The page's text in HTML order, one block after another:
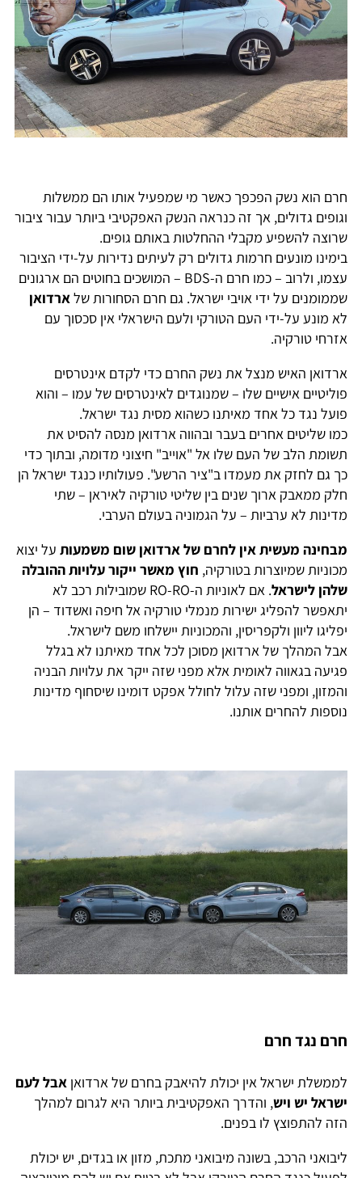
חרם הוא נשק הפכפך כאשר מי שמפעיל אותו הם ממשלות
וגופים גדולים, אך זה כנראה הנשק האפקטיבי ביותר עבור ציבור
שרוצה להשפיע מקבלי ההחלטות באותם גופים.
בימינו מונעים חרמות גדולים רק לעיתים נדירות על-ידי הציבור
עצמו, ולרוב – כמו חרם ה-BDS – המושכים בחוטים הם ארגונים
שממומנים על ידי אויבי ישראל. גם חרם הסחורות שלארדואן
לא מונע על-ידי העם הטורקי ולעם הישראלי אין סכסוך עם
אזרחי טורקיה.
ארדואן האיש מנצל את נשק החרם כדי לקדם אינטרסים
פוליטיים אישיים שלו – שמנוגדים לאינטרסים של עמו – והוא
פועל נגד כל אחד מאיתנו כשהוא מסית נגד ישראל.
כמו שליטים אחרים בעבר ובהווה ארדואן מנסה להסיט את
תשומת הלב של העם שלו אל "אוייב" חיצוני מדומה, ובתוך כדי
כך גם לחזק את מעמדו ב"ציר הרשע". פעולותיו כנגד ישראל הן
חלק ממאבק ארוך שנים בין שליטי טורקיה לאיראן – שתי
מדינות לא ערביות – על הגמוניה בעולם הערבי.
מבחינה מעשית אין לחרם של ארדואן שום משמעות על יצוא
מכוניות שמיוצרות בטורקיה, חוץ מאשר ייקור עלויות ההובלה
שלהן לישראל
. אם לאוניות ה-RO-RO שמובילות רכב לא
יתאפשר להפליג ישירות מנמלי טורקיה אל חיפה ואשדוד – הן
יפליגו ליוון ולקפריסין, והמכוניות יישלחו משם לישראל.
אבל המהלך של ארדואן מסוכן לכל אחד מאיתנו לא בגלל
פגיעה בגאווה לאומית אלא מפני שזה ייקר את עלויות הבניה
והמזון, ומפני שזה עלול לחולל אפקט דומינו שיסחוף מדינות
נוספות להחרים אותנו.
חרם נגד חרם
לממשלת ישראל אין יכולת להיאבק בחרם של ארדואן אבל לעם
ישראל יש ויש, והדרך האפקטיבית ביותר היא לגרום למהלך
הזה להתפוצץ לו בפנים.
ליבואני הרכב, בשונה מיבואני מתכת, מזון או בגדים, יש יכולת